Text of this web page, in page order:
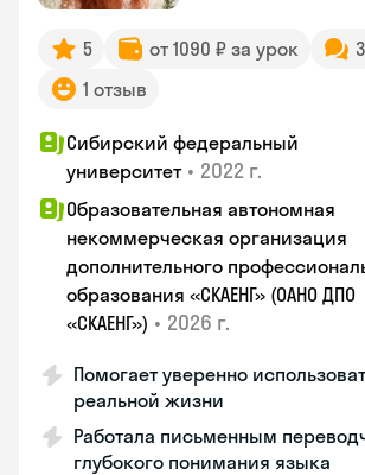
5 от 1090 ₽ за урок
1 отзыв
Сибирский федеральный
университет • 2022 г.
Образовательная автономная
некоммерческая организация
дополнительного
образования «СКАЕНГ» (ОАНО ДПО
«СКАЕНГ») • 2026 г.
Помогает уверенно
реальной жизни
Работала письменным
глубокого понимания языка